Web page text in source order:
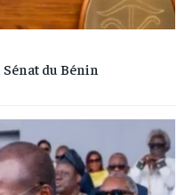
du Bénin